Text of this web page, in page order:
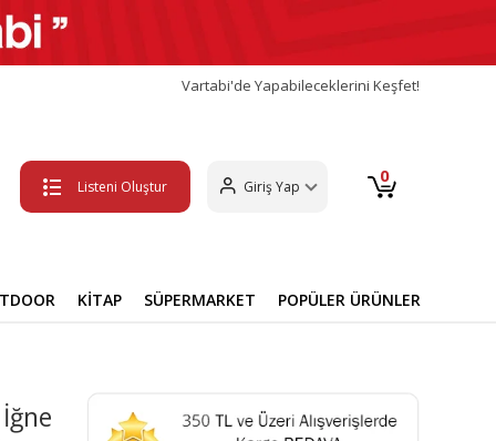
Vartabi'de Yapabileceklerini Keşfet!
Listeni Oluştur Giriş Yap 0
KİTAP SÜPERMARKET POPÜLER ÜRÜNLER